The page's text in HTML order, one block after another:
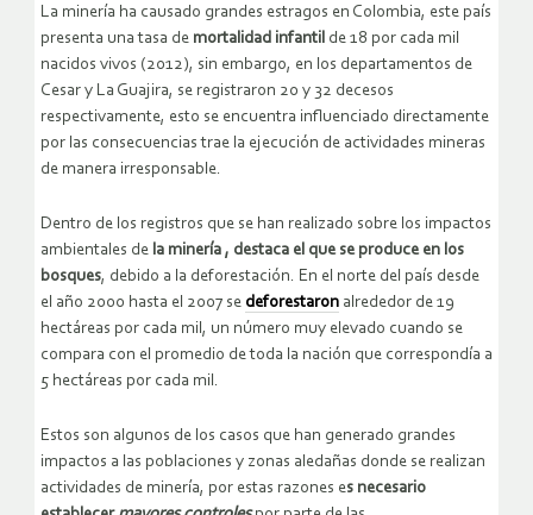
La minería ha causado grandes estragos en Colombia, este país
presenta una tasa de mortalidad infantil de 18 por cada mil
nacidos vivos (2012), sin embargo, en los departamentos de
Cesar y La Guajira, se registraron 20 y 32 decesos
respectivamente, esto se encuentra influenciado directamente
por las consecuencias trae la ejecución de actividades mineras
de manera irresponsable.
Dentro de los registros que se han realizado sobre los impactos
ambientales de la minería , destaca el que se produce en los
bosques, debido a la deforestación. En el norte del país desde
el año 2000 hasta el 2007 se deforestaron alrededor de 19
hectáreas por cada mil, un número muy elevado cuando se
compara con el promedio de toda la nación que correspondía a
5 hectáreas por cada mil.
Estos son algunos de los casos que han generado grandes
impactos a las poblaciones y zonas aledañas donde se realizan
actividades de minería, por estas razones es necesario